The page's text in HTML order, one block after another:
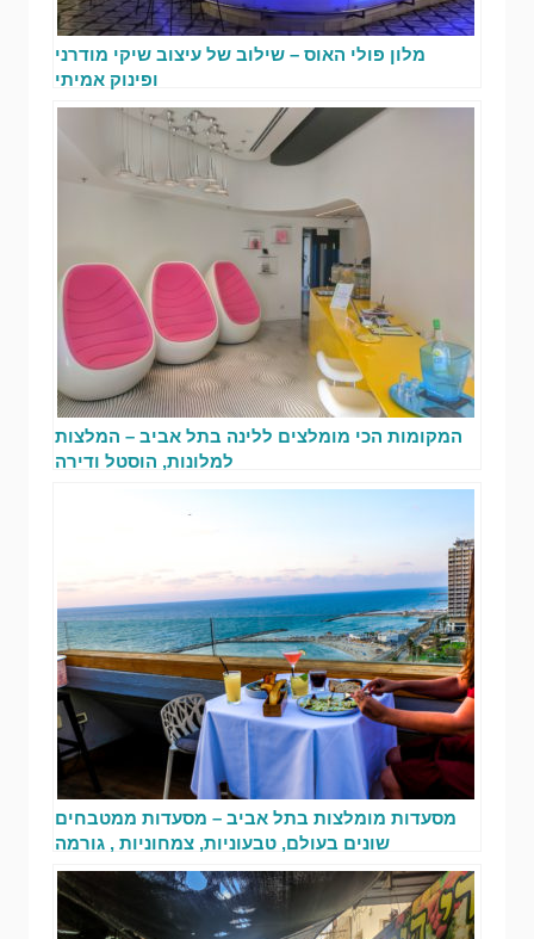
מלון פולי האוס – שילוב של עיצוב שיקי מודרני
ופינוק אמיתי
המקומות הכי מומלצים ללינה בתל אביב – המלצות
למלונות, הוסטל ודירה
מסעדות מומלצות בתל אביב – מסעדות ממטבחים
שונים בעולם, טבעוניות, צמחוניות , גורמה
והמבורגריות